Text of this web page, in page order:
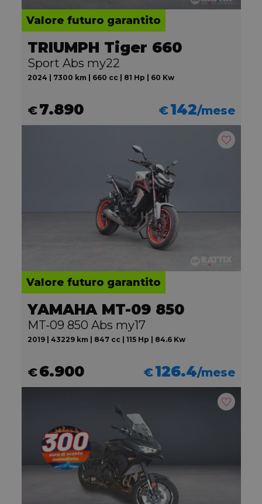
Valore futuro garantito
TRIUMPH Tiger 660
Sport Abs my22
2024 | 7300 km | 660 cc | 81 Hp | 60 Kw
€7.890 €142/mese
Valore futuro garantito
YAMAHA MT-09 850
MT-09 850 Abs my17
2019 | 43229 km | 847 cc | 115 Hp | 84.6 Kw
€6.900 €126.4/mese